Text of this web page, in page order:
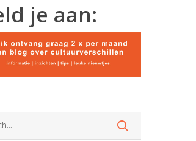
je aan: